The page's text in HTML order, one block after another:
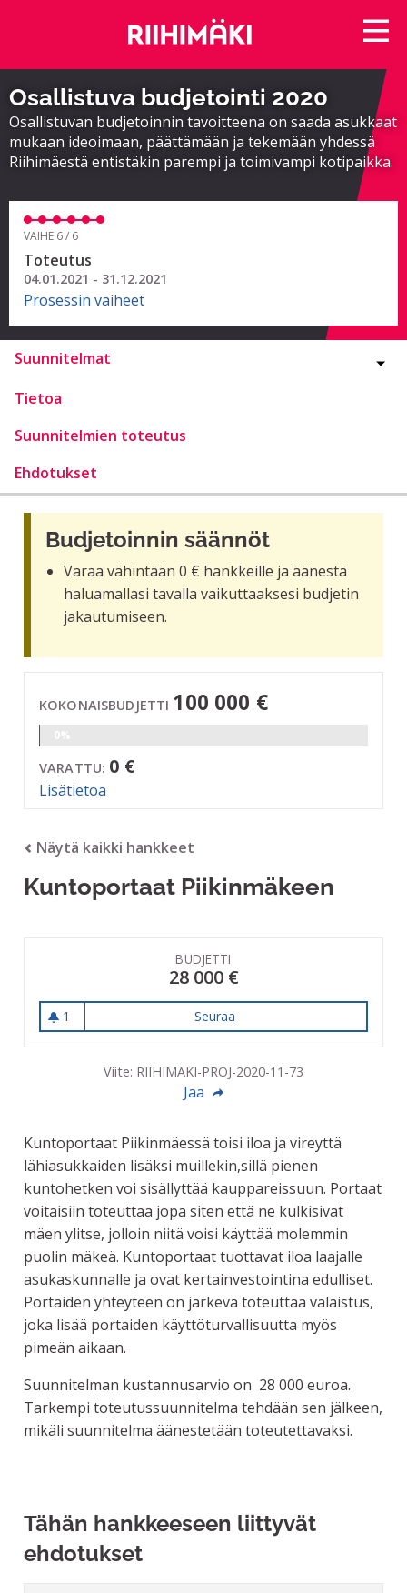
Osallistuva budjetointi 2020
Osallistuvan budjetoinnin tavoitteena on saada asukkaat
mukaan ideoimaan, päättämään ja tekemään yhdessä
Riihimäestä entistäkin parempi ja toimivampi kotipaikka.
VAIHE 6 / 6
Toteutus
04.01.2021 - 31.12.2021
Prosessin vaiheet
Suunnitelmat
Tietoa
Suunnitelmien toteutus
Ehdotukset
Budjetoinnin säännöt
Varaa vähintään 0 € hankkeille ja äänestä
haluamallasi tavalla vaikuttaaksesi budjetin
jakautumiseen.
KOKONAISBUDJETTI 100 000 €
VARATTU: 0 €
Lisätietoa
Näytä kaikki hankkeet
Kuntoportaat Piikinmäkeen
BUDJETTI
28 000 €
1
1 seuraaja
Seuraa
Viite: RIIHIMAKI-PROJ-2020-11-73
Jaa
Kuntoportaat Piikinmäessä toisi iloa ja vireyttä
lähiasukkaiden lisäksi muillekin,sillä pienen
kuntohetken voi sisällyttää kauppareissuun. Portaat
voitaisiin toteuttaa jopa siten että ne kulkisivat
mäen ylitse, jolloin niitä voisi käyttää molemmin
puolin mäkeä. Kuntoportaat tuottavat iloa laajalle
asukaskunnalle ja ovat kertainvestointina edulliset.
Portaiden yhteyteen on järkevä toteuttaa valaistus,
joka lisää portaiden käyttöturvallisuutta myös
pimeän aikaan.
Suunnitelman kustannusarvio on 28 000 euroa.
Tarkempi toteutussuunnitelma tehdään sen jälkeen,
mikäli suunnitelma äänestetään toteutettavaksi.
Tähän hankkeeseen liittyvät
ehdotukset